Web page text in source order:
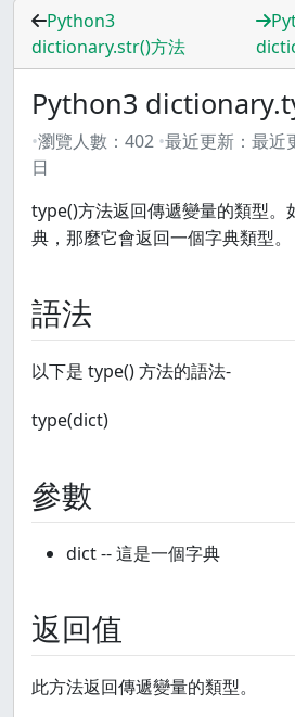
Python3
dictionary.str()方法
Python3
瀏覽人數： 402 最近更新： 最近
日
type()方法返回傳遞變量的類型。
典，那麼它會返回一個字典類型。
語法
以下是 type() 方法的語法-
type(dict)
參數
dict -- 這是一個字典
返回值
此方法返回傳遞變量的類型。